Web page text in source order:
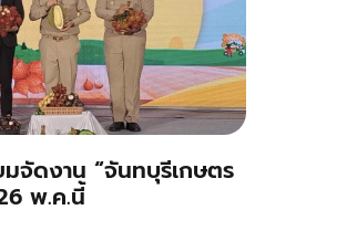
มจัดงาน “จันทบุรีเกษตร
พ.ค.นี้